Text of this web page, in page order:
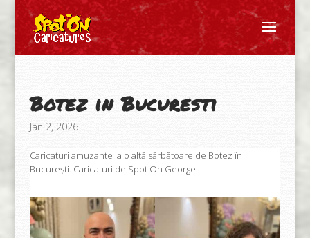
Botez in Bucuresti
Jan 2, 2026
Caricaturi amuzante la o altă sărbătoare de Botez în
București. Caricaturi de Spot On George